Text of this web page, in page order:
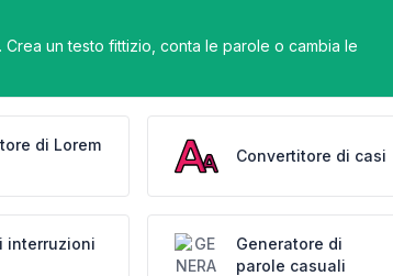
un testo fittizio, conta le parole o cambia le
di Lorem
Convertitore di casi
interruzioni
Generatore di
parole casuali